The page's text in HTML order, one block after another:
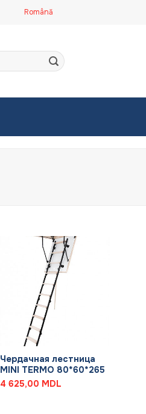
Română
Чердачная лестница
MINI TERMO 80*60*265
4 625,00 MDL